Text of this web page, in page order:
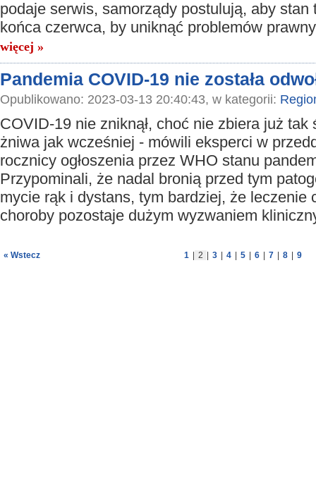
podaje serwis, samorządy postulują, aby stan
końca czerwca, by uniknąć problemów
więcej »
Pandemia COVID-19 nie została
Opublikowano: 2023-03-13 20:40:43, w kategorii:
COVID-19 nie zniknął, choć nie zbiera już tak
żniwa jak wcześniej - mówili eksperci w
rocznicy ogłoszenia przez WHO stanu
Przypominali, że nadal bronią przed tym
mycie rąk i dystans, tym bardziej, że leczenie
choroby pozostaje dużym wyzwaniem
« Wstecz 1 2 3 4 5 6 7 8 9